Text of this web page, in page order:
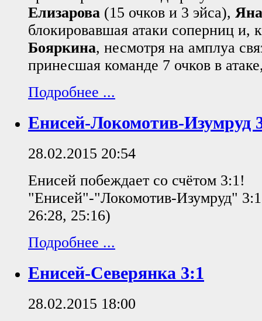
Елизарова (15 очков и 3 эйса),
блокировавшая атаки соперниц и,
Бояркина, несмотря на амплуа
принесшая команде 7 очков в
Подробнее ...
Енисей-Локомотив-Изумруд
28.02.2015 20:54
Енисей побеждает со счётом 3:1!
"Енисей"-"Локомотив-Изумруд"
26:28, 25:16)
Подробнее ...
Енисей-Северянка 3:1
28.02.2015 18:00